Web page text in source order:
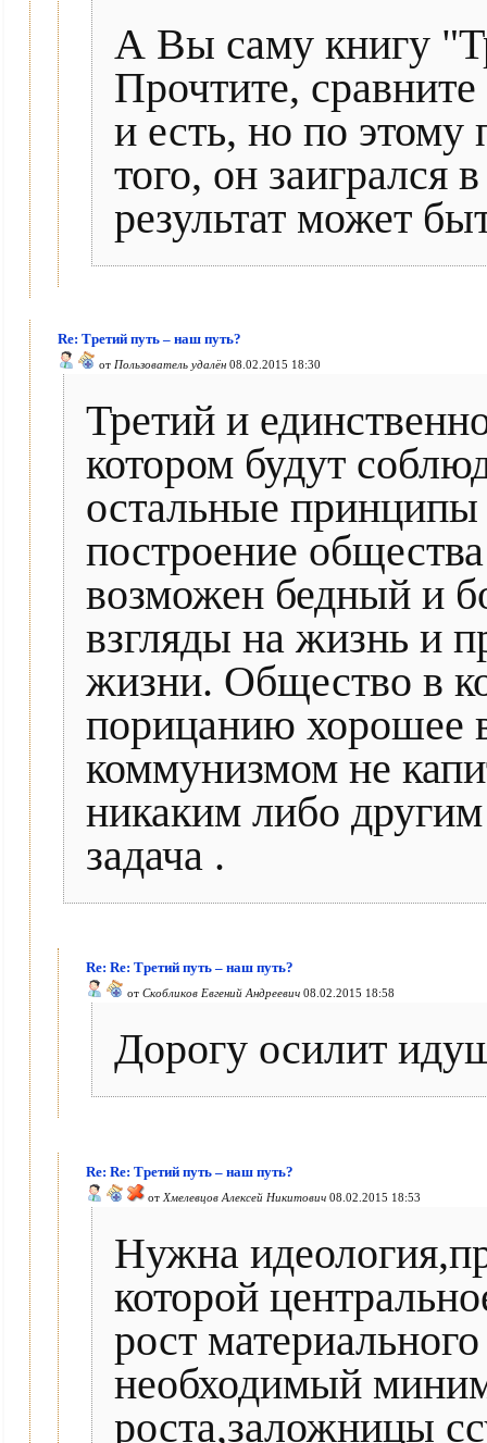
А Вы саму книгу
Прочтите,
и есть, но по
того, он заигрался
результат может
Re: Третий путь – наш путь?
от Пользователь удалён 08.02.2015 18:30
Третий и
котором будут
остальные принципы
построение
возможен бедный и
взгляды на жизнь и
жизни. Общество в
порицанию хорошее
коммунизмом не
никаким либо
задача .
Re: Re: Третий путь – наш путь?
от Скобликов Евгений Андреевич 08.02.2015 18:58
Дорогу осилит
Re: Re: Третий путь – наш путь?
от Хмелевцов Алексей Никитович 08.02.2015 18:53
Нужна
которой
рост
необходимый
роста,заложницы